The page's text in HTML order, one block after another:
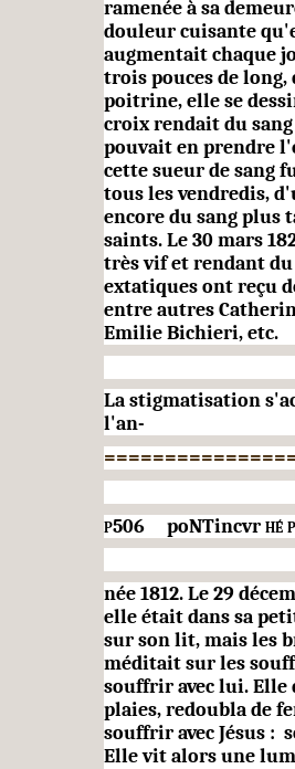
ramenée à sa
douleur cuisante
augmentait chaque
trois pouces de
poitrine, elle se
croix rendait du
pouvait en prendre
cette sueur de sang
tous les vendredis,
encore du sang plus
saints. Le 30 mars
très vif et rendant
extatiques ont reçu
entre autres
Emilie Bichieri, etc.
La stigmatisation
l'an-
p506 poNTincvrhé
née 1812. Le 29
elle était dans sa
sur son lit, mais les
méditait sur les
souffrir avec lui.
plaies, redoubla de
souffrir avec Jésus :
Elle vit alors une